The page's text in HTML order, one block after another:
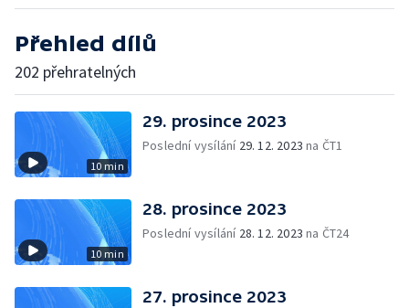
Přehled dílů
202 přehratelných
10 min
29. prosince 2023
Poslední vysílání 29. 12. 2023 na ČT1
10 min
28. prosince 2023
Poslední vysílání 28. 12. 2023 na ČT24
27. prosince 2023